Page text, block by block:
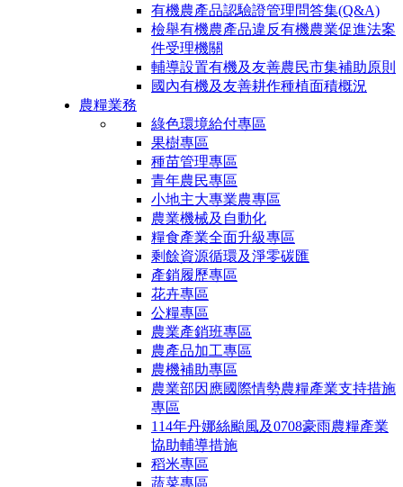
有機農產品認驗證管理問答集(Q&A)
檢舉有機農產品違反有機農業促進法案
件受理機關
輔導設置有機及友善農民市集補助原則
國內有機及友善耕作種植面積概況
農糧業務
綠色環境給付專區
果樹專區
種苗管理專區
青年農民專區
小地主大專業農專區
農業機械及自動化
糧食產業全面升級專區
剩餘資源循環及淨零碳匯
產銷履歷專區
花卉專區
公糧專區
農業產銷班專區
農產品加工專區
農機補助專區
農業部因應國際情勢農糧產業支持措施
專區
114年丹娜絲颱風及0708豪雨農糧產業
協助輔導措施
稻米專區
蔬菜專區